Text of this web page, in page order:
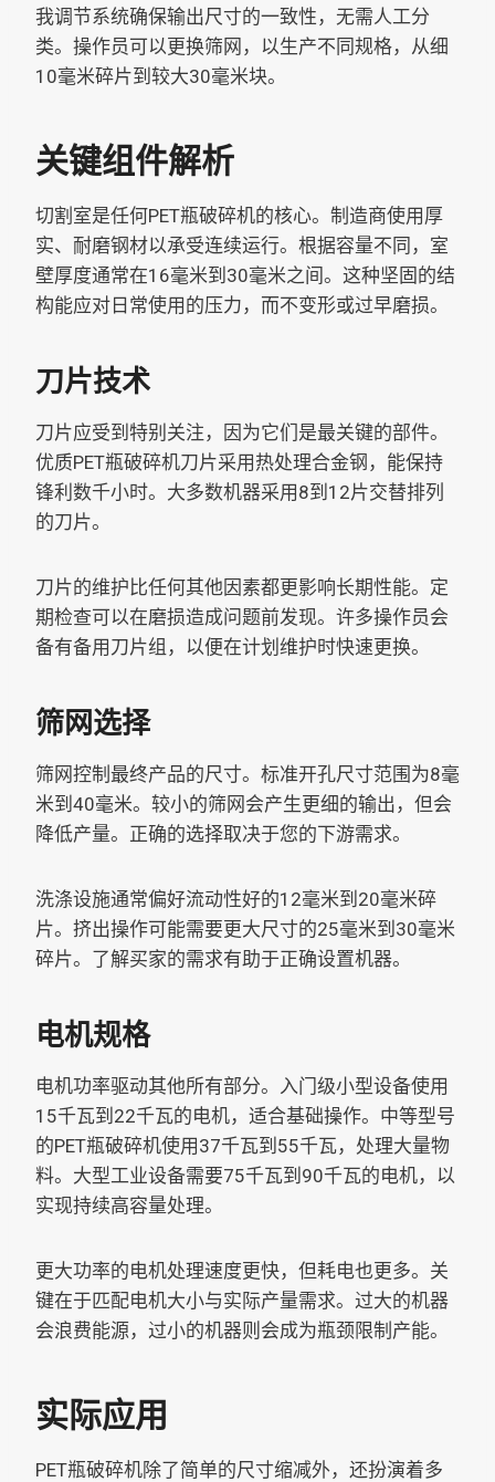
我调节系统确保输出尺寸的一致性，无需人工分
类。操作员可以更换筛网，以生产不同规格，从细
10毫米碎片到较大30毫米块。
关键组件解析
切割室是任何PET瓶破碎机的核心。制造商使用厚
实、耐磨钢材以承受连续运行。根据容量不同，室
壁厚度通常在16毫米到30毫米之间。这种坚固的结
构能应对日常使用的压力，而不变形或过早磨损。
刀片技术
刀片应受到特别关注，因为它们是最关键的部件。
优质PET瓶破碎机刀片采用热处理合金钢，能保持
锋利数千小时。大多数机器采用8到12片交替排列
的刀片。
刀片的维护比任何其他因素都更影响长期性能。定
期检查可以在磨损造成问题前发现。许多操作员会
备有备用刀片组，以便在计划维护时快速更换。
筛网选择
筛网控制最终产品的尺寸。标准开孔尺寸范围为8毫
米到40毫米。较小的筛网会产生更细的输出，但会
降低产量。正确的选择取决于您的下游需求。
洗涤设施通常偏好流动性好的12毫米到20毫米碎
片。挤出操作可能需要更大尺寸的25毫米到30毫米
碎片。了解买家的需求有助于正确设置机器。
电机规格
电机功率驱动其他所有部分。入门级小型设备使用
15千瓦到22千瓦的电机，适合基础操作。中等型号
的PET瓶破碎机使用37千瓦到55千瓦，处理大量物
料。大型工业设备需要75千瓦到90千瓦的电机，以
实现持续高容量处理。
更大功率的电机处理速度更快，但耗电也更多。关
键在于匹配电机大小与实际产量需求。过大的机器
会浪费能源，过小的机器则会成为瓶颈限制产能。
实际应用
PET瓶破碎机除了简单的尺寸缩减外，还扮演着多